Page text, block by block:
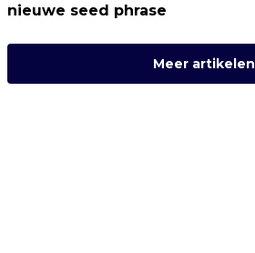
nieuwe seed phrase
Meer artikelen